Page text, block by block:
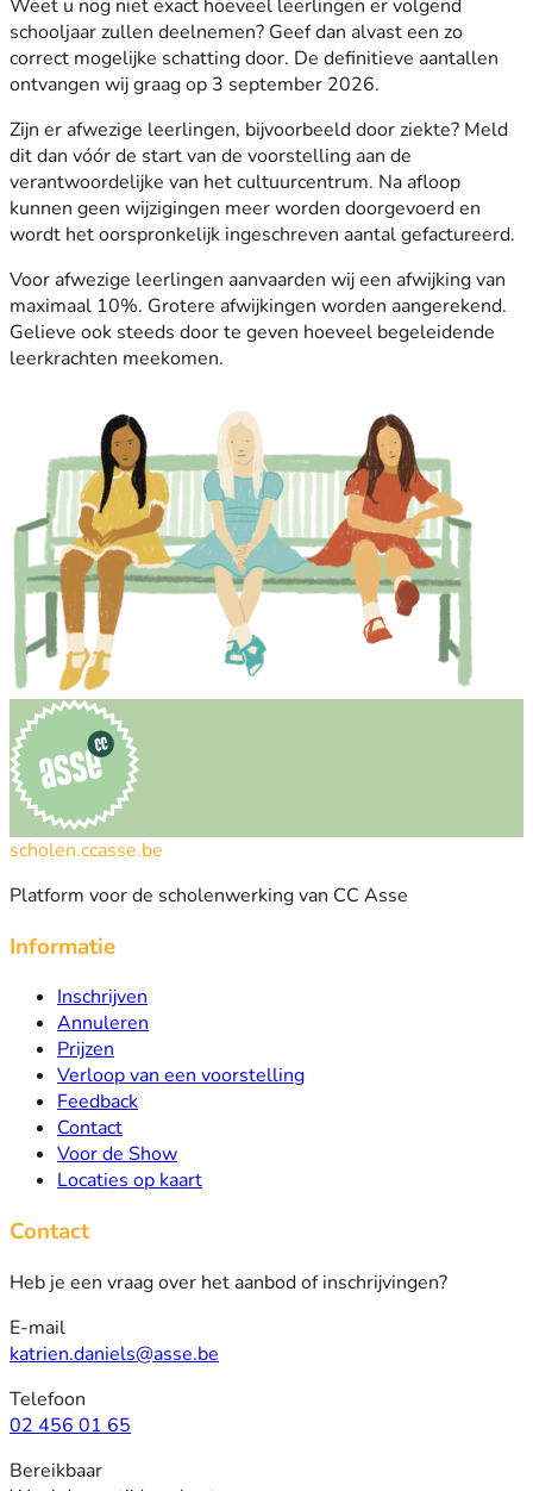
Weet u nog niet exact hoeveel leerlingen er volgend
schooljaar zullen deelnemen? Geef dan alvast een zo
correct mogelijke schatting door. De definitieve aantallen
ontvangen wij graag op 3 september 2026.
Zijn er afwezige leerlingen, bijvoorbeeld door ziekte? Meld
dit dan vóór de start van de voorstelling aan de
verantwoordelijke van het cultuurcentrum. Na afloop
kunnen geen wijzigingen meer worden doorgevoerd en
wordt het oorspronkelijk ingeschreven aantal gefactureerd.
Voor afwezige leerlingen aanvaarden wij een afwijking van
maximaal 10%. Grotere afwijkingen worden aangerekend.
Gelieve ook steeds door te geven hoeveel begeleidende
leerkrachten meekomen.
scholen.ccasse.be
Platform voor de scholenwerking van CC Asse
Informatie
Inschrijven
Annuleren
Prijzen
Verloop van een voorstelling
Feedback
Contact
Voor de Show
Locaties op kaart
Contact
Heb je een vraag over het aanbod of inschrijvingen?
E-mail
katrien.daniels@asse.be
Telefoon
02 456 01 65
Bereikbaar